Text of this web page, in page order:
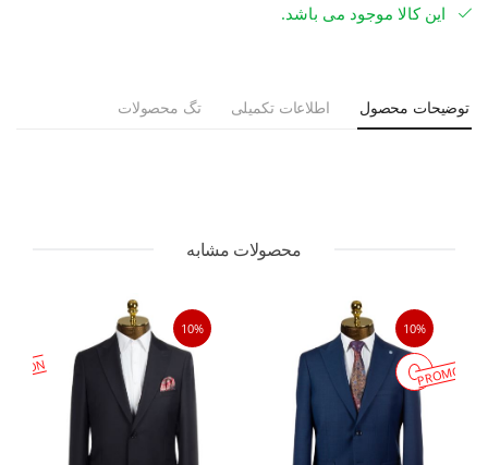
این کالا موجود می باشد.
توضیحات محصول اطلاعات تکمیلی تگ محصولات
محصولات مشابه
10%
10%